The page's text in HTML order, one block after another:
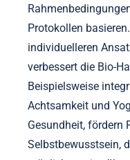
Diese Methoden
Merkmale des
betonen
Verbesserung.
Wie stellen diese
Ansätze in Frage?
Körper-Geist-